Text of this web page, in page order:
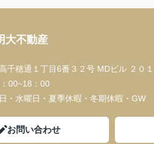
大不動産
千穂通１丁目6番３２号 MDビル ２０
00~18：00
・水曜日・夏季休暇・冬期休暇・GW
お問い合わせ